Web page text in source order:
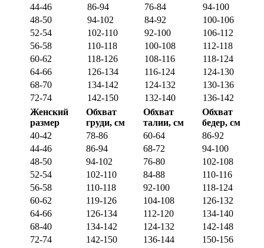
44-46
86-94 76-84
94-100
48-50
94-102 84-92
100-106
52-54
102-110 92-100
106-112
56-58
110-118 100-108
112-118
60-62
118-126 108-116
118-124
64-66
126-134 116-124
124-130
68-70
134-142 124-132
130-136
72-74
142-150 132-140
136-142
Женский
размер
Обхват
груди, см
Обхват
талии, см
Обхват
бедер, см
40-42
78-86 60-64
86-92
44-46
86-94 68-72
94-100
48-50
94-102 76-80
102-108
52-54
102-110 84-88
110-116
56-58
110-118 92-100
118-124
60-62
119-126 104-108
126-132
64-66
126-134 112-120
134-140
68-40
134-142 124-132
142-148
72-74
142-150 136-144
150-156